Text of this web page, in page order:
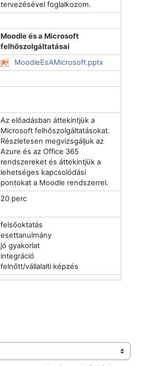
tervezésével foglalkozom.
Moodle és a Microsoft
felhőszolgáltatásai
MoodleEsAMicrosoft.pptx
Az előadásban áttekintjük a
Microsoft felhőszolgáltatásokat.
Részletesen megvizsgáljuk az
Azure és az Office 365
rendszereket és áttekintjük a
lehetséges kapcsolódási
pontokat a Moodle rendszerrel.
20 perc
felsőoktatás
esettanulmány
jó gyakorlat
integráció
felnőtt/vállalalti képzés